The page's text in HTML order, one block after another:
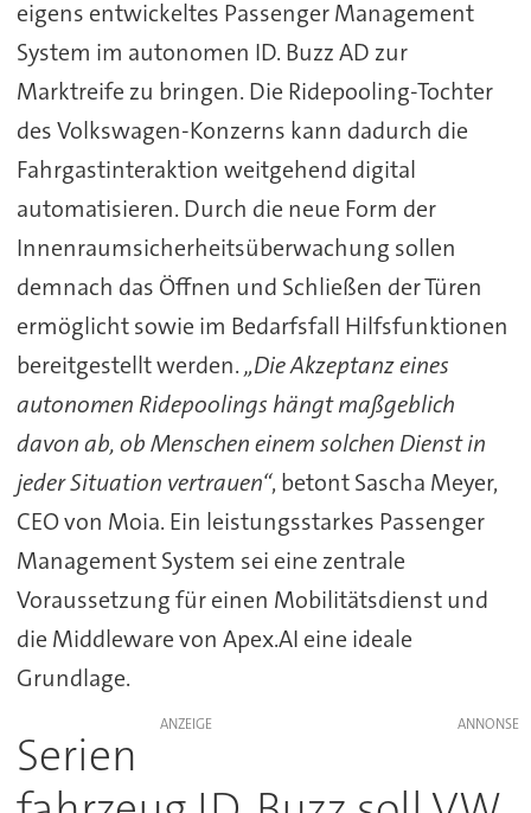
eigens entwickeltes Passenger Management
System im autonomen ID. Buzz AD zur
Marktreife zu bringen. Die Ridepooling-Tochter
des Volkswagen-Konzerns kann dadurch die
Fahrgastinteraktion weitgehend digital
automatisieren. Durch die neue Form der
Innenraumsicherheitsüberwachung sollen
demnach das Öffnen und Schließen der Türen
ermöglicht sowie im Bedarfsfall Hilfsfunktionen
bereitgestellt werden.„Die Akzeptanz eines
autonomen Ridepoolings hängt maßgeblich
davon ab, ob Menschen einem solchen Dienst in
jeder Situation vertrauen“, betont Sascha Meyer,
CEO von Moia. Ein leistungsstarkes Passenger
Management System sei eine zentrale
Voraussetzung für einen Mobilitätsdienst und
die Middleware von Apex.AI eine ideale
Grundlage.
ANZEIGE
Serien